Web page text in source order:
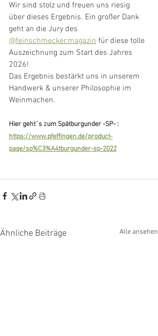
Wir sind stolz und freuen uns riesig
über dieses Ergebnis. Ein großer Dank
geht an die Jury des
@feinschmecker.magazin für diese tolle
Auszeichnung zum Start des Jahres
2026!
Das Ergebnis bestärkt uns in unserem
Handwerk & unserer Philosophie im
Weinmachen.
Hier geht´s zum Spätburgunder -SP- :
https://www.pfeffingen.de/product-
page/sp%C3%A4tburgunder-sp-2022
Ähnliche Beiträge Alle ansehen